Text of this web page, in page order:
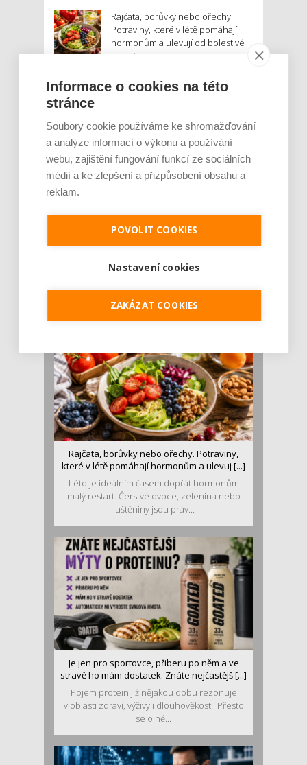
Rajčata, borůvky nebo ořechy.
Potraviny, které v létě pomáhají
hormonům a ulevují od bolestivé
menstruace
Je jen pro sportovce, přiberu po
Český startup Goated prodal za
sedm měsíců 200 tisíc
proteinových drinků. Reaguje na
Palubní deska auta se v létě rozpálí
až na 80 °C. Mobilům hrozí
navigace
MOHLO BY VÁS ZAJÍMAT:
Rajčata, borůvky nebo ořechy. Potraviny,
které v létě pomáhají hormonům a ulevuj [...]
Léto je ideálním časem dopřát hormonům
malý restart. Čerstvé ovoce, zelenina nebo
luštěniny jsou práv...
Je jen pro sportovce, přiberu po něm a ve
stravě ho mám dostatek. Znáte nejčastějš [...]
Pojem protein již nějakou dobu rezonuje
v oblasti zdraví, výživy i dlouhověkosti. Přesto
se o ně...
Informace o cookies na této
stránce
Soubory cookie používáme ke shromažďování
a analýze informací o výkonu a používání
webu, zajištění fungování funkcí ze sociálních
médií a ke zlepšení a přizpůsobení obsahu a
reklam.
POVOLIT COOKIES
Nastavení cookies
ZAKÁZAT COOKIES